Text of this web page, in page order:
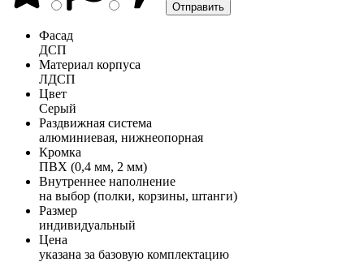
Фасад
ДСП
Материал корпуса
ЛДСП
Цвет
Серый
Раздвижная система
алюминиевая, нижнеопорная
Кромка
ПВХ (0,4 мм, 2 мм)
Внутреннее наполнение
на выбор (полки, корзины, штанги)
Размер
индивидуальный
Цена
указана за базовую комплектацию